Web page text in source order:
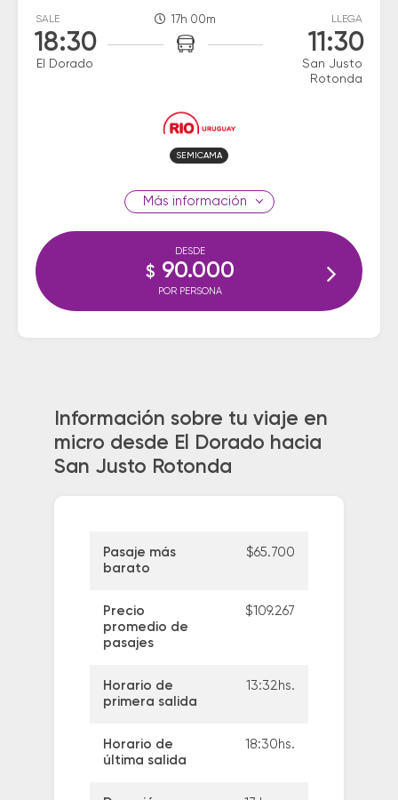
SALE
18:30
El Dorado
17h 00m LLEGA
11:30
San Justo
Rotonda
SEMICAMA
información
DESDE
$ 90.000
POR PERSONA
Información sobre tu viaje en
micro desde El Dorado hacia
San Justo Rotonda
Pasaje más
barato
$65.700
Precio
promedio de
pasajes
$109.267
Horario de
primera salida
13:32hs.
Horario de
última salida
18:30hs.